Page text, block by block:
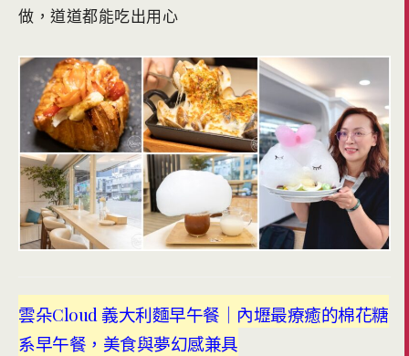
做，道道都能吃出用心
雲朵Cloud 義大利麵早午餐｜內壢最療癒的棉花糖
系早午餐，美食與夢幻感兼具